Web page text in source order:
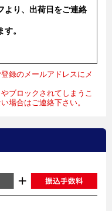
より、出荷日をご連絡
。
録のメールアドレスにメ
ブロックされてしまうこ
場合はご連絡下さい。